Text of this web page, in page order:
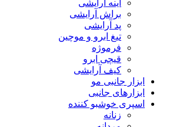
آینه آرایشی
براش آرایشی
پد آرایشی
تیغ ابرو و موچین
فرموژه
قیچی ابرو
کیف آرایشی
ابزار جانبی مو
ابزارهای جانبی
اسپری خوشبو کننده
زنانه